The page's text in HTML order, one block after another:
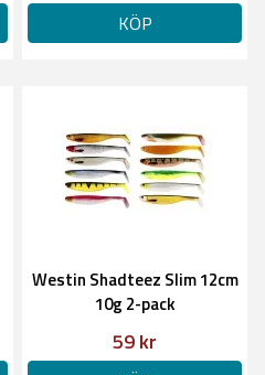
KÖP
Westin Shadteez Slim 12cm
10g 2-pack
59 kr